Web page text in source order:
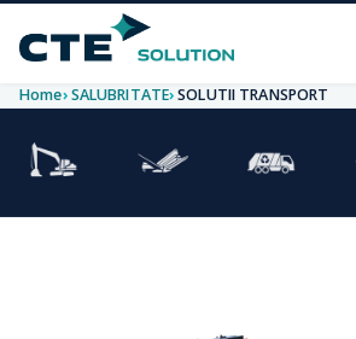
Home SALUBRITATE SOLUTII TRANSPORT